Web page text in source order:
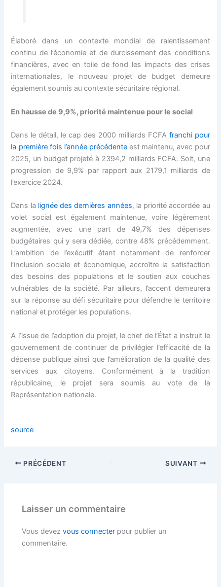
Élaboré dans un contexte mondial de ralentissement
continu de l’économie et de durcissement des conditions
financières, avec en toile de fond les impacts des crises
internationales, le nouveau projet de budget demeure
également soumis au contexte sécuritaire régional.
En hausse de 9,9%, priorité maintenue pour le social
Dans le détail, le cap des 2000 milliards FCFA franchi pour
la première fois l’année précédente est maintenu, avec pour
2025, un budget projeté à 2394,2 milliards FCFA. Soit, une
progression de 9,9% par rapport aux 2179,1 milliards de
l’exercice 2024.
Dans la lignée des dernières années, la priorité accordée au
volet social est également maintenue, voire légèrement
augmentée, avec une part de 49,7% des dépenses
budgétaires qui y sera dédiée, contre 48% précédemment.
L’ambition de l’exécutif étant notamment de renforcer
l’inclusion sociale et économique, accroître la satisfaction
des besoins des populations et le soutien aux couches
vulnérables de la société. Par ailleurs, l’accent demeurera
sur la réponse au défi sécuritaire pour défendre le territoire
national et protéger les populations.
A l’issue de l’adoption du projet, le chef de l’État a instruit le
gouvernement de continuer de privilégier l’efficacité de la
dépense publique ainsi que l’amélioration de la qualité des
services aux citoyens. Conformément à la tradition
républicaine, le projet sera soumis au vote de la
Représentation nationale.
source
PRÉCÉDENT SUIVANT
Laisser un commentaire
Vous devezvous connecter pour publier un
commentaire.